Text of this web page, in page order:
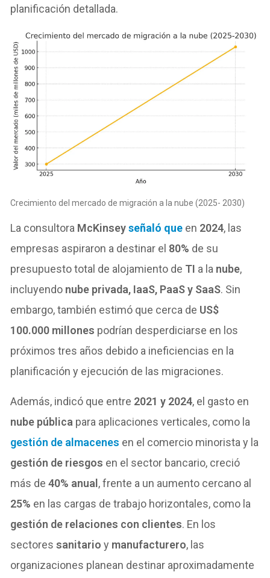
planificación detallada.
Crecimiento del mercado de migración a la nube (2025- 2030)
La consultora McKinseyseñaló que en 2024, las
empresas aspiraron a destinar el 80% de su
presupuesto total de alojamiento de TI a la nube,
incluyendo nube privada, IaaS, PaaS y SaaS. Sin
embargo, también estimó que cerca de US$
100.000 millones podrían desperdiciarse en los
próximos tres años debido a ineficiencias en la
planificación y ejecución de las migraciones.
Además, indicó que entre 2021 y 2024, el gasto en
nube pública para aplicaciones verticales, como la
gestión de almacenes en el comercio minorista y la
gestión de riesgos en el sector bancario, creció
más de40% anual, frente a un aumento cercano al
25% en las cargas de trabajo horizontales, como la
gestión de relaciones con clientes. En los
sectoressanitario y manufacturero, las
organizaciones planean destinar aproximadamente